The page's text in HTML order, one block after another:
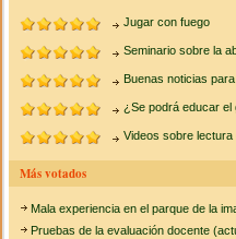
Jugar con fuego
Seminario sobre la
Buenas noticias
¿Se podrá educar el
Videos sobre lectura
Más votados
Mala experiencia en el parque de la
Pruebas de la evaluación docente